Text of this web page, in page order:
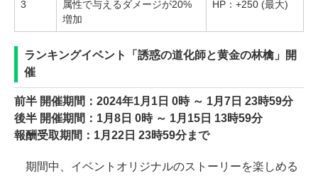
3
属性で与えるダメージが20%
増加
HP：+250 (最大)
ランキングイベント「誘惑の道化師と黄金の林檎」開
催
前半 開催期間：2024年1月1日 0時 ～ 1月7日 23時59分
後半 開催期間：1月8日 0時 ～ 1月15日 13時59分
報酬受取期間：1月22日 23時59分まで
期間中、イベントオリジナルのストーリーを楽しめる